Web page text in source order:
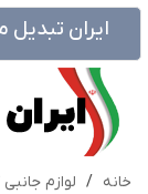
ایران
خانه / لوازم جانبی